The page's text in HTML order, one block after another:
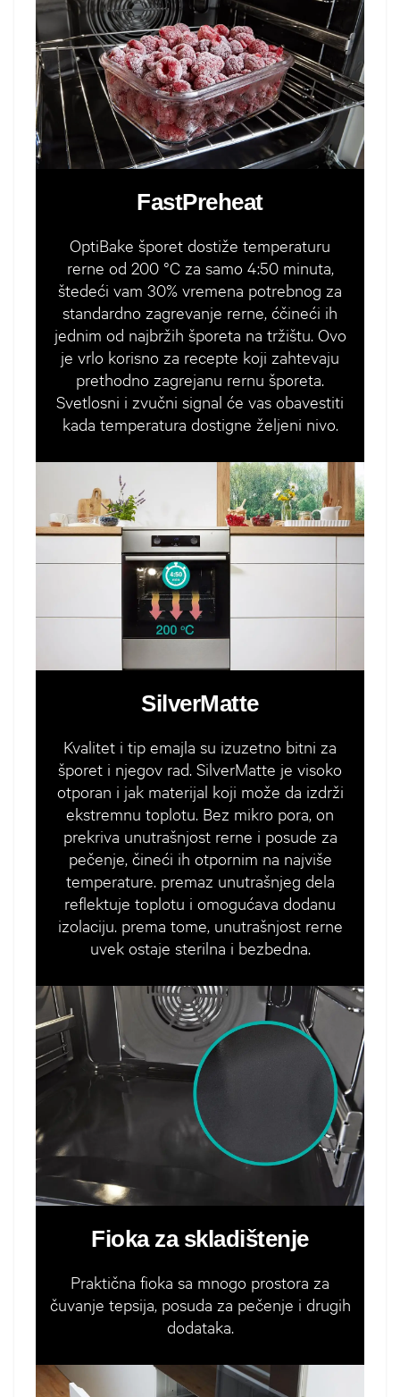
FastPreheat
OptiBake šporet dostiže temperaturu
rerne od 200 °C za samo 4:50 minuta,
štedeći vam 30% vremena potrebnog za
standardno zagrevanje rerne, ćčineći ih
jednim od najbržih šporeta na tržištu. Ovo
je vrlo korisno za recepte koji zahtevaju
prethodno zagrejanu rernu šporeta.
Svetlosni i zvučni signal će vas obavestiti
kada temperatura dostigne željeni nivo.
SilverMatte
Kvalitet i tip emajla su izuzetno bitni za
šporet i njegov rad. SilverMatte je visoko
otporan i jak materijal koji može da izdrži
ekstremnu toplotu. Bez mikro pora, on
prekriva unutrašnjost rerne i posude za
pečenje, čineći ih otpornim na najviše
temperature. premaz unutrašnjeg dela
reflektuje toplotu i omogućava dodanu
izolaciju. prema tome, unutrašnjost rerne
uvek ostaje sterilna i bezbedna.
Fioka za skladištenje
Praktična fioka sa mnogo prostora za
čuvanje tepsija, posuda za pečenje i drugih
dodataka.